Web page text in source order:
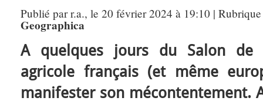
Publié par r.a., le 20 février 2024 à 19:10 |
Geographica
A quelques jours du Salon de
agricole français (et même
manifester son mécontentement.